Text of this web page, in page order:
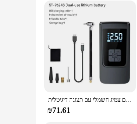
Accessories: Includes Nozzle
Features:
**Effortless Inflation
The Cordless Air Pump is
pump is designed to meet
motor delivers a powerful
**Versatile and Convenient**
This air pump isn't just for
have for various
rigors of daily use, making it
אוויר רכב אלחוטי משאבת מדחס אוויר נייד מתנפחים צמיג חשמלי עם תצוגה דיגיטלית lcd עבור אופנועים לרכב כדור אופניים
₪71.61